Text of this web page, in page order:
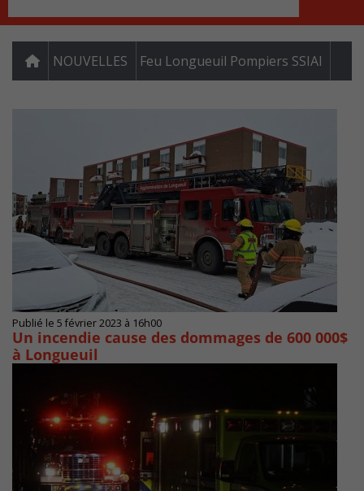
NOUVELLES Feu Longueuil Pompiers SSIAl
Publié le 5 février 2023 à 16h00
Un incendie cause des dommages de 600 000$
à Longueuil